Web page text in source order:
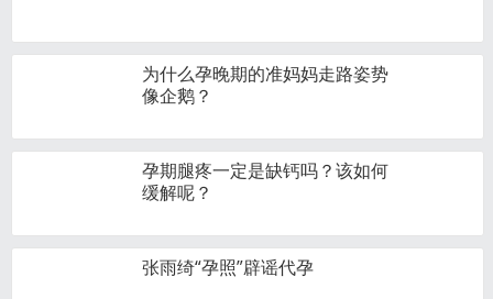
为什么孕晚期的准妈妈走路姿势
像企鹅？
孕期腿疼一定是缺钙吗？该如何
缓解呢？
张雨绮“孕照”辟谣代孕